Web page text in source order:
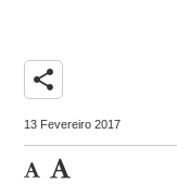
share
13 Fevereiro 2017